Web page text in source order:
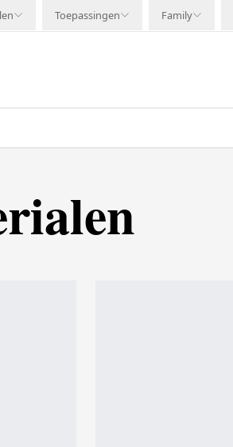
Toepassingen Family